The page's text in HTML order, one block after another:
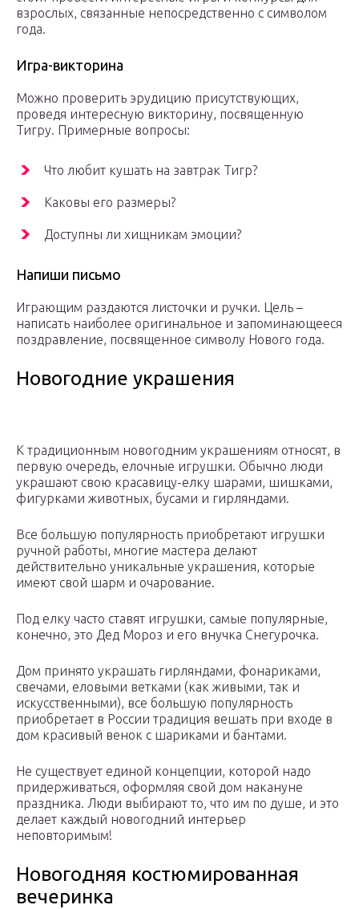
взрослых, связанные непосредственно с символом
года.
Игра-викторина
Можно проверить эрудицию присутствующих,
проведя интересную викторину, посвященную
Тигру. Примерные вопросы:
Что любит кушать на завтрак Тигр?
Каковы его размеры?
Доступны ли хищникам эмоции?
Напиши письмо
Играющим раздаются листочки и ручки. Цель –
написать наиболее оригинальное и запоминающееся
поздравление, посвященное символу Нового года.
Новогодние украшения
К традиционным новогодним украшениям относят, в
первую очередь, елочные игрушки. Обычно люди
украшают свою красавицу-елку шарами, шишками,
фигурками животных, бусами и гирляндами.
Все большую популярность приобретают игрушки
ручной работы, многие мастера делают
действительно уникальные украшения, которые
имеют свой шарм и очарование.
Под елку часто ставят игрушки, самые популярные,
конечно, это Дед Мороз и его внучка Снегурочка.
Дом принято украшать гирляндами, фонариками,
свечами, еловыми ветками (как живыми, так и
искусственными), все большую популярность
приобретает в России традиция вешать при входе в
дом красивый венок с шариками и бантами.
Не существует единой концепции, которой надо
придерживаться, оформляя свой дом накануне
праздника. Люди выбирают то, что им по душе, и это
делает каждый новогодний интерьер
неповторимым!
Новогодняя костюмированная
вечеринка